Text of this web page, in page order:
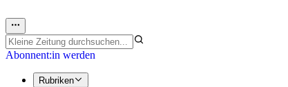
Abonnent:in werden
Rubriken